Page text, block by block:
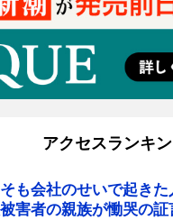
アクセスランキ
そも会社のせいで起き
害者の親族が慟哭の